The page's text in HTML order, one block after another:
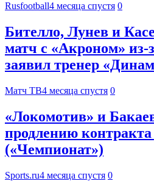
Rusfootball4 месяца спустя 0
Бителло, Лунев и
матч с «Акроном»
заявил тренер
Матч ТВ4 месяца спустя 0
«Локомотив» и
продлению контракта
(«Чемпионат»)
Sports.ru4 месяца спустя 0